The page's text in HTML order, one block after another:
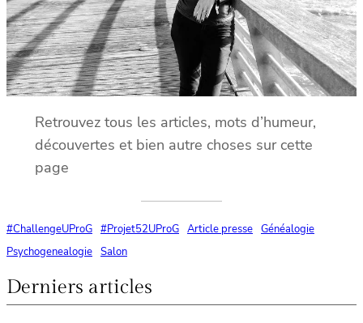
Retrouvez tous les articles, mots d’humeur,
découvertes et bien autre choses sur cette
page
#ChallengeUProG #Projet52UProG Article presse Généalogie
Psychogenealogie Salon
Derniers articles